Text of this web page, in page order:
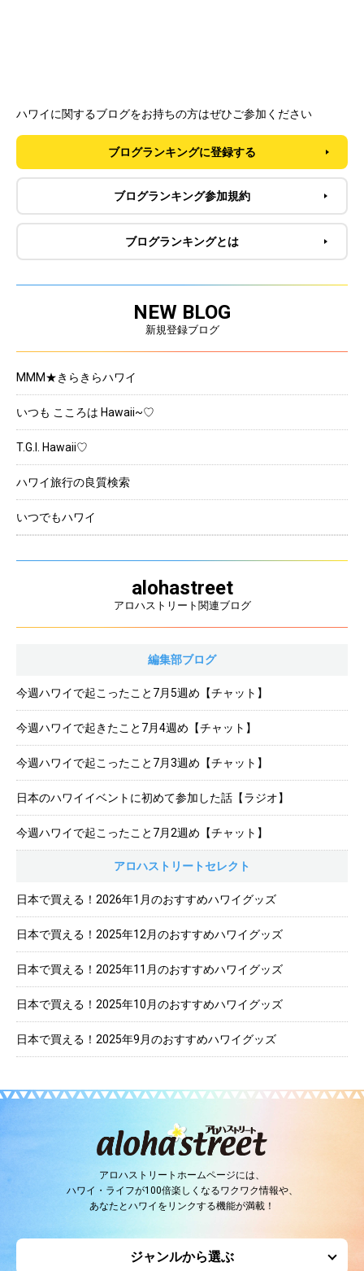
ハワイに関するブログをお持ちの方はぜひご参加ください
ブログランキングに登録する
ブログランキング参加規約
ブログランキングとは
NEW BLOG
新規登録ブログ
MMM★きらきらハワイ
いつも こころは Hawaii~♡
T.G.I. Hawaii♡
ハワイ旅行の良質検索
いつでもハワイ
alohastreet
アロハストリート関連ブログ
編集部ブログ
今週ハワイで起こったこと7月5週め【チャット】
今週ハワイで起きたこと7月4週め【チャット】
今週ハワイで起こったこと7月3週め【チャット】
日本のハワイイベントに初めて参加した話【ラジオ】
今週ハワイで起こったこと7月2週め【チャット】
アロハストリートセレクト
日本で買える！2026年1月のおすすめハワイグッズ
日本で買える！2025年12月のおすすめハワイグッズ
日本で買える！2025年11月のおすすめハワイグッズ
日本で買える！2025年10月のおすすめハワイグッズ
日本で買える！2025年9月のおすすめハワイグッズ
アロハストリートホームページには、
ハワイ・ライフが100倍楽しくなるワクワク情報や、
あなたとハワイをリンクする機能が満載！
ジャンルから選ぶ